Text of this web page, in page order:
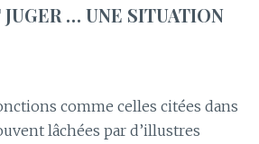
JUGER … UNE SITUATION
comme celles citées dans
lâchées par d’illustres